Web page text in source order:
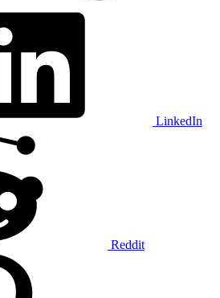
LinkedIn
Reddit